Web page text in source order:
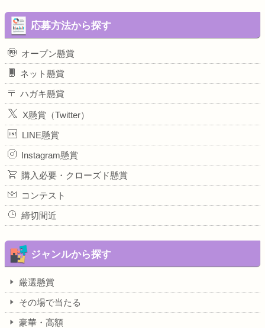
応募方法から探す
オープン懸賞
ネット懸賞
ハガキ懸賞
X懸賞（Twitter）
LINE懸賞
Instagram懸賞
購入必要・クローズド懸賞
コンテスト
締切間近
ジャンルから探す
厳選懸賞
その場で当たる
豪華・高額